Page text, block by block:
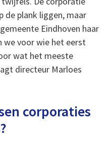
de plank liggen, maar
Eindhoven haar
we voor wie het eerst
wat het meeste
directeur Marloes
corporaties